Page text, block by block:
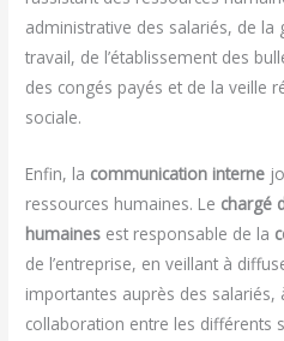
administrative des salariés, de la
travail, de l’établissement des
des congés payés et de la veille
sociale.
Enfin, la communication interne
ressources humaines. Le chargé
humaines est responsable de la
de l’entreprise, en veillant à
importantes auprès des salariés,
collaboration entre les différents